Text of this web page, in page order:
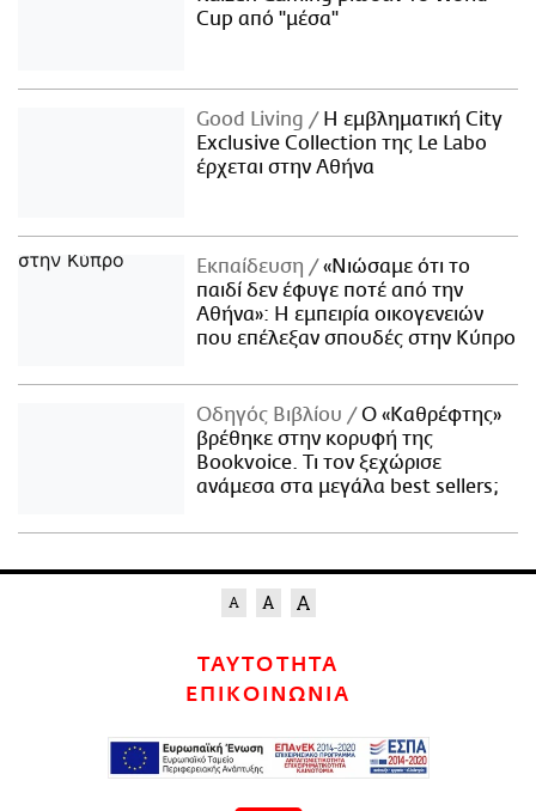
Cup από "μέσα"
Good Living
Η εμβληματική City
Exclusive Collection της Le Labo
έρχεται στην Αθήνα
Εκπαίδευση
«Νιώσαμε ότι το
παιδί δεν έφυγε ποτέ από την
Αθήνα»: Η εμπειρία οικογενειών
που επέλεξαν σπουδές στην Κύπρο
Οδηγός Βιβλίου
Ο «Καθρέφτης»
βρέθηκε στην κορυφή της
Bookvoice. Τι τον ξεχώρισε
ανάμεσα στα μεγάλα best sellers;
ΤΑΥΤΟΤΗΤΑ
ΕΠΙΚΟΙΝΩΝΙΑ